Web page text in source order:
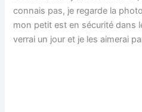
connais pas, je regarde la
mon petit est en sécurité dans
verrai un jour et je les aimerai